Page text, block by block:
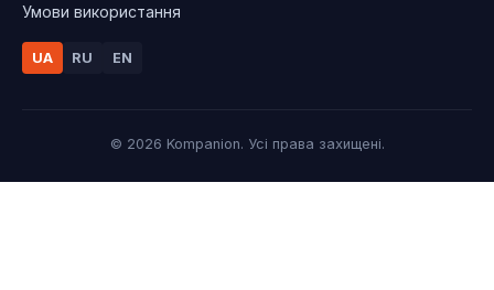
Умови використання
UA RU EN
© 2026 Kompanion. Усі права захищені.